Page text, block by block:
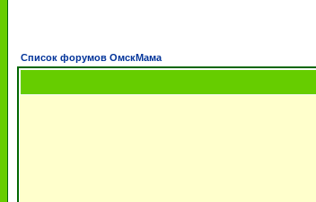
Список форумов ОмскМама